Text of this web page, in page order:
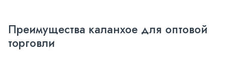
Преимущества каланхое для оптовой
торговли